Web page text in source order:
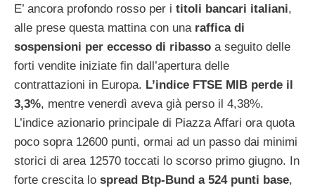
E’ ancora profondo rosso per i titoli bancari italiani,
alle prese questa mattina con una raffica di
sospensioni per eccesso di ribasso a seguito delle
forti vendite iniziate fin dall’apertura delle
contrattazioni in Europa. L’indice FTSE MIB perde il
3,3%, mentre venerdì aveva già perso il 4,38%.
L’indice azionario principale di Piazza Affari ora quota
poco sopra 12600 punti, ormai ad un passo dai minimi
storici di area 12570 toccati lo scorso primo giugno. In
forte crescita lo spread Btp-Bund a 524 punti base,